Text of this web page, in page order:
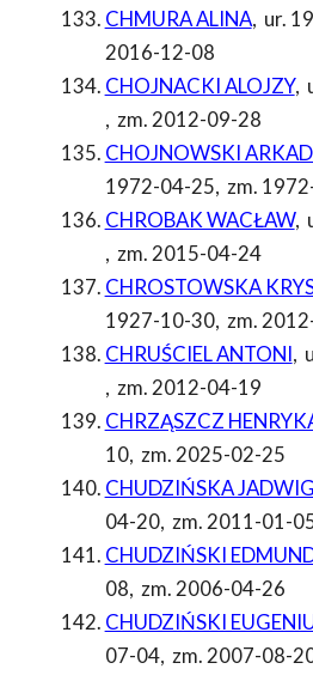
CHMURA ALINA, ur.
2016-12-08
CHOJNACKI ALOJZY,
, zm. 2012-09-28
CHOJNOWSKI
1972-04-25, zm.
CHROBAK WACŁAW,
, zm. 2015-04-24
CHROSTOWSKA
1927-10-30, zm.
CHRUŚCIEL ANTONI,
, zm. 2012-04-19
CHRZĄSZCZ
10, zm. 2025-02-25
CHUDZIŃSKA
04-20, zm. 2011-01-
CHUDZIŃSKI
08, zm. 2006-04-26
CHUDZIŃSKI
07-04, zm. 2007-08-